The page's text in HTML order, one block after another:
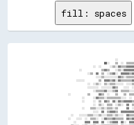
fill: spaces
░░
██░░    ▒▒  ░░
░░  ░░
░░              ▒▒▓▓▒▒
░░▒▒  ▓▓  ▒▒  ░░▒▒▓▓░░
░░░░░░          ▒▒
░░  ░░▒▒░░  ▒▒░░▒▒▒▒░░░░░░
░░░░░░░░  ░░░░░░░░▓▓▒▒
░░▒▒▒▒▒▒▓▓░░░░▒▒▓▓
░░            ▒▒      ▓▓▒▒  ░░    ▒▒    ▒▒
░░      ░░▓▓▒▒▒▒░░▒▒▒▒▒▒▒▒▒▒░░░░
░░      ░░  ▒▒  ▓▓▒▒
░░  ▒▒░░  ▒▒▒▒  ░░▒▒░░  ▓▓
░░    ▒▒▒▒░░░░▒▒░░▒▒▒▒░░▒▒      ▓▓
░░░░  ▓▓  ▒▒▓▓▓▓▒▒
░░
░░    ░░░░  ░░  ▒▒▒▒░░
░░      ▓▓▓▓  ▓▓▓▓